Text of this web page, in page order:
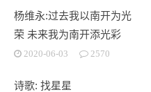
杨维永:过去我以南开为光
荣 未来我为南开添光彩
2020-06-03 2570
诗歌: 找星星